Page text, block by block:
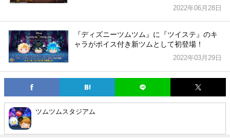
2022年06月28日
『ディズニーツムツム』に『ツイステ』のキ
ャラがボイス付き新ツムとして初登場！
2022年03月29日
ツムツムスタジアム